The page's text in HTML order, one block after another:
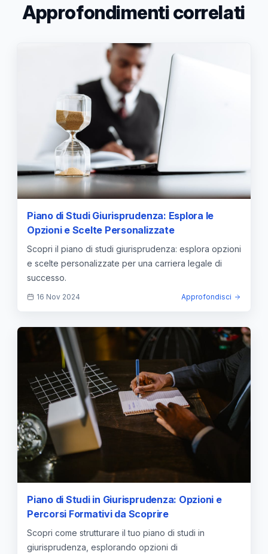
Approfondimenti correlati
Piano di Studi Giurisprudenza: Esplora le
Opzioni e Scelte Personalizzate
Scopri il piano di studi giurisprudenza: esplora opzioni
e scelte personalizzate per una carriera legale di
successo.
16 Nov 2024 Approfondisci
Piano di Studi in Giurisprudenza: Opzioni e
Percorsi Formativi da Scoprire
Scopri come strutturare il tuo piano di studi in
giurisprudenza, esplorando opzioni di